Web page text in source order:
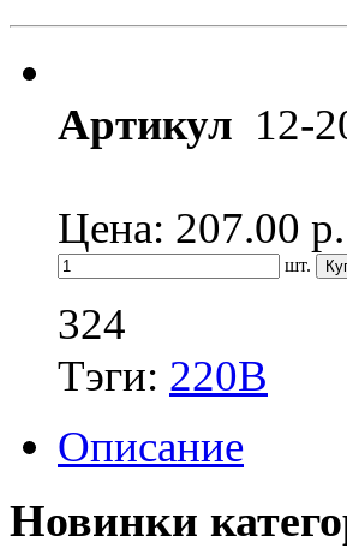
Артикул 12-
Цена: 207.00 р.
шт.
324
Тэги: 220В
Описание
Новинки